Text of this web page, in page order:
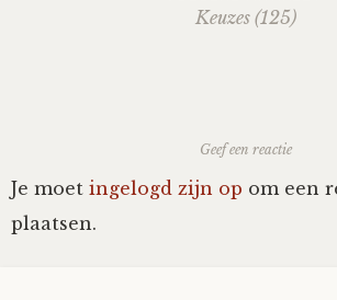
navigationKeuzes (125)
Geef een reactie
Je moet ingelogd zijn op om een
plaatsen.